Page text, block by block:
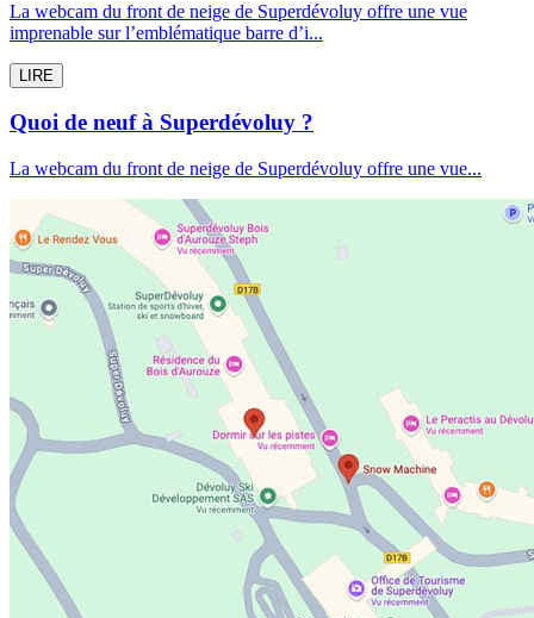
La webcam du front de neige de Superdévoluy offre une vue
imprenable sur l’emblématique barre d’i...
LIRE
Quoi de neuf à Superdévoluy ?
La webcam du front de neige de Superdévoluy offre une vue...